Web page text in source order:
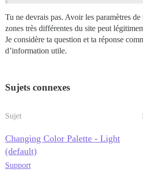
Tu ne devrais pas. Avoir les paramètres de
zones très différentes du site peut
Je considère ta question et ta réponse
d’information utile.
Sujets connexes
Sujet
Changing Color Palette - Light
(default)
Support